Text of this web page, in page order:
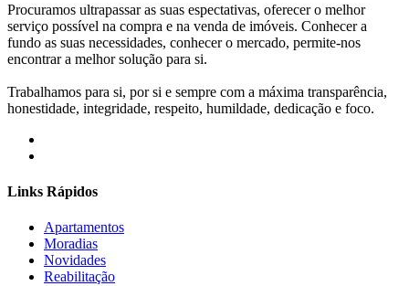
Procuramos ultrapassar as suas espectativas, oferecer o melhor
serviço possível na compra e na venda de imóveis. Conhecer a
fundo as suas necessidades, conhecer o mercado, permite-nos
encontrar a melhor solução para si.
Trabalhamos para si, por si e sempre com a máxima transparência,
honestidade, integridade, respeito, humildade, dedicação e foco.
Links Rápidos
Apartamentos
Moradias
Novidades
Reabilitação